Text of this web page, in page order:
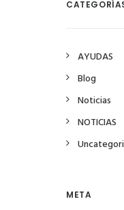
AYUDAS
Blog
Noticias
NOTICIAS
META